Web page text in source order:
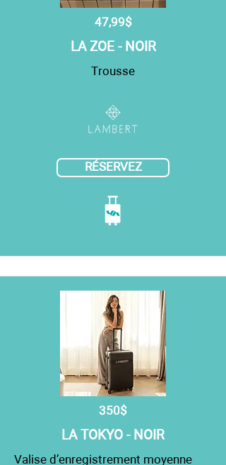
47,99$
LA ZOE - NOIR
Trousse
RÉSERVEZ
350$
LA TOKYO - NOIR
Valise d’enregistrement moyenne